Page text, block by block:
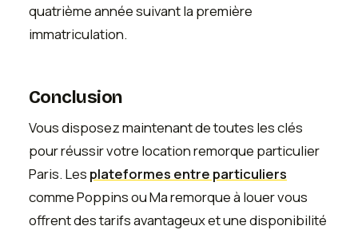
quatrième année suivant la première
immatriculation.
Conclusion
Vous disposez maintenant de toutes les clés
pour réussir votre location remorque particulier
Paris. Les plateformes entre particuliers
comme Poppins ou Ma remorque à louer vous
offrent des tarifs avantageux et une disponibilité